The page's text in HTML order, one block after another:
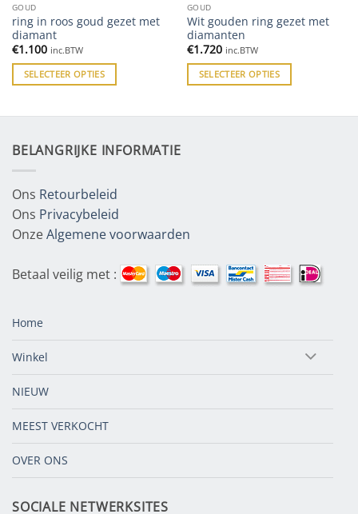
GOUD
ring in roos goud gezet met
diamant
€1.100 inc.BTW
SELECTEER OPTIES
GOUD
Wit gouden ring gezet met
diamanten
€1.720 inc.BTW
SELECTEER OPTIES
BELANGRIJKE INFORMATIE
Ons Retourbeleid
Ons Privacybeleid
OnzeAlgemene voorwaarden
Betaal veilig met :
Home
Winkel
NIEUW
MEEST VERKOCHT
OVER ONS
SOCIALE NETWERKSITES